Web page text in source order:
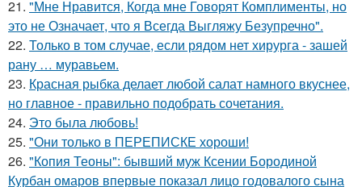
21. "Мне Нравится, Когда мне Говорят Комплименты, но
это не Означает, что я Всегда Выгляжу Безупречно".
22. Только в том случае, если рядом нет хирурга - зашей
рану … муравьем.
23. Красная рыбка делает любой салат намного вкуснее,
но главное - правильно подобрать сочетания.
24. Это была любовь!
25. "Они только в ПЕРЕПИСКЕ хороши!
26. "Копия Теоны": бывший муж Ксении Бородиной
Курбан омаров впервые показал лицо годовалого сына